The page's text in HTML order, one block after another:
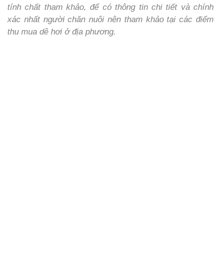
tính chất tham khảo, để có thông tin chi tiết và chính
xác nhất người chăn nuôi nên tham khảo tại các điểm
thu mua dê hơi ở địa phương.